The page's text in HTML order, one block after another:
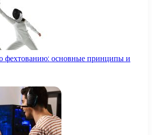
фехтованию: основные принципы и